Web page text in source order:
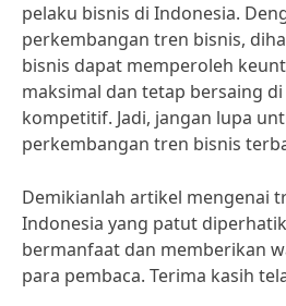
pelaku bisnis di Indonesia.
perkembangan tren bisnis,
bisnis dapat memperoleh
maksimal dan tetap bersaing
kompetitif. Jadi, jangan lupa
perkembangan tren bisnis
Demikianlah artikel mengenai
Indonesia yang patut
bermanfaat dan memberikan
para pembaca. Terima kasih